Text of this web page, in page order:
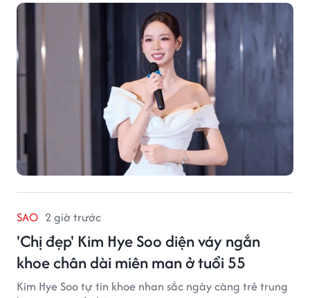
SAO 2 giờ trước
'Chị đẹp' Kim Hye Soo diện váy ngắn
khoe chân dài miên man ở tuổi 55
Kim Hye Soo tự tin khoe nhan sắc ngày càng trẻ trung